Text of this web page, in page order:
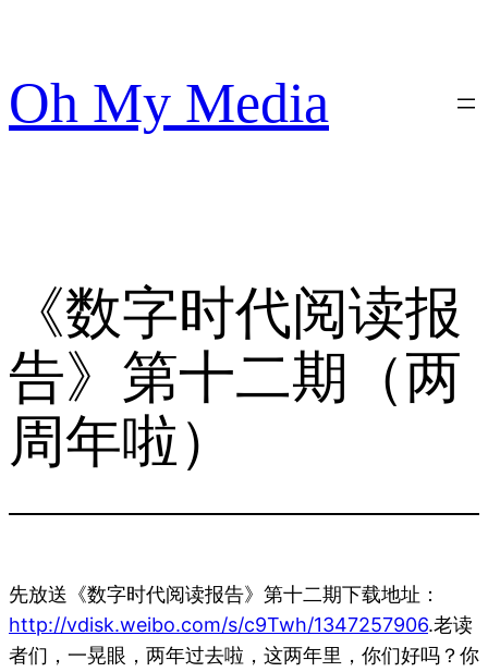
内
容
Oh My Media
《数字时代阅读报
告》第十二期（两
周年啦）
先放送《数字时代阅读报告》第十二期下载地址：
http://vdisk.weibo.com/s/c9Twh/1347257906.老读
者们，一晃眼，两年过去啦，这两年里，你们好吗？你